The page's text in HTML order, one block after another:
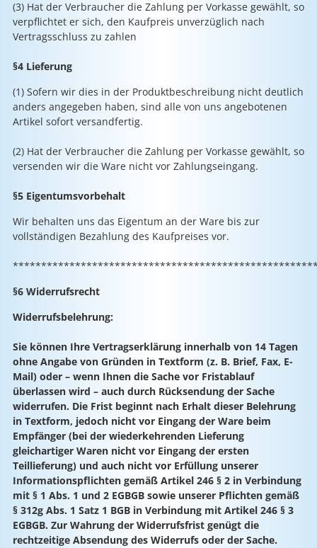
(3) Hat der Verbraucher die Zahlung per Vorkasse gewählt, so
verpflichtet er sich, den Kaufpreis unverzüglich nach
Vertragsschluss zu zahlen
§4 Lieferung
(1) Sofern wir dies in der Produktbeschreibung nicht deutlich
anders angegeben haben, sind alle von uns angebotenen
Artikel sofort versandfertig.
(2) Hat der Verbraucher die Zahlung per Vorkasse gewählt, so
versenden wir die Ware nicht vor Zahlungseingang.
§5 Eigentumsvorbehalt
Wir behalten uns das Eigentum an der Ware bis zur
vollständigen Bezahlung des Kaufpreises vor.
§6 Widerrufsrecht
Widerrufsbelehrung:
Sie können Ihre Vertragserklärung innerhalb von 14 Tagen
ohne Angabe von Gründen in Textform (z. B. Brief, Fax, E-
Mail) oder – wenn Ihnen die Sache vor Fristablauf
überlassen wird – auch durch Rücksendung der Sache
widerrufen. Die Frist beginnt nach Erhalt dieser Belehrung
in Textform, jedoch nicht vor Eingang der Ware beim
Empfänger (bei der wiederkehrenden Lieferung
gleichartiger Waren nicht vor Eingang der ersten
Teillieferung) und auch nicht vor Erfüllung unserer
Informationspflichten gemäß Artikel 246 § 2 in Verbindung
mit § 1 Abs. 1 und 2 EGBGB sowie unserer Pflichten gemäß
§ 312g Abs. 1 Satz 1 BGB in Verbindung mit Artikel 246 § 3
EGBGB. Zur Wahrung der Widerrufsfrist genügt die
rechtzeitige Absendung des Widerrufs oder der Sache.